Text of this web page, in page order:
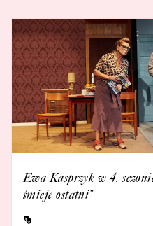
Ewa Kasprzyk w 4.
śmieje ostatni”